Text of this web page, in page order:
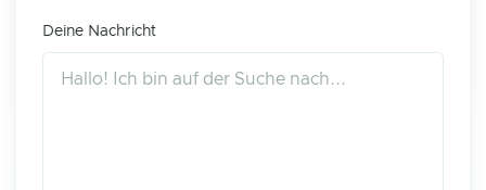
Deine Nachricht